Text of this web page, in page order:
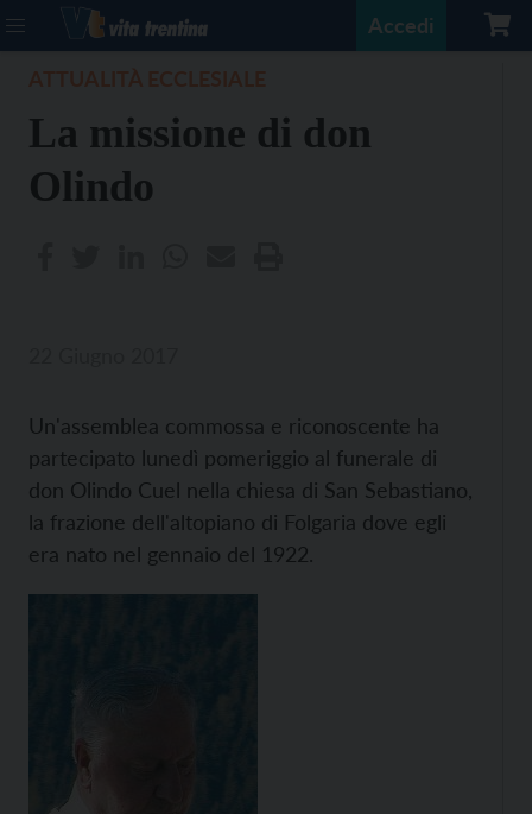
Accedi
La missione di don
Olindo
Un'assemblea commossa e riconoscente ha
partecipato lunedì pomeriggio al funerale di
don Olindo Cuel nella chiesa di San Sebastiano,
la frazione dell'altopiano di Folgaria dove egli
era nato nel gennaio del 1922.